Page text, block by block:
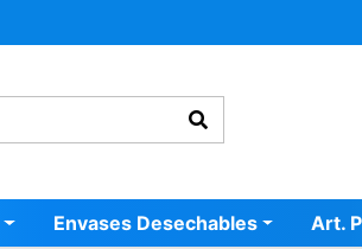
Envases Desechables Art.